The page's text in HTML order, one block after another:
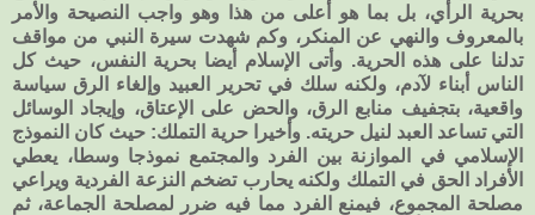
بحرية الرأي، بل بما هو أعلى من هذا وهو واجب النصيحة والأمر
بالمعروف والنهي عن المنكر، وكم شهدت سيرة النبي من مواقف
تدلنا على هذه الحرية. وأتى الإسلام أيضا بحرية النفس، حيث كل
الناس أبناء لآدم، ولكنه سلك في تحرير العبيد وإلغاء الرق سياسة
واقعية، بتجفيف منابع الرق، والحض على الإعتاق، وإيجاد الوسائل
التي تساعد العبد لنيل حريته. وأخيرا حرية التملك: حيث كان النموذج
الإسلامي في الموازنة بين الفرد والمجتمع نموذجا وسطا، يعطي
الأفراد الحق في التملك ولكنه يحارب تضخم النزعة الفردية ويراعي
مصلحة المجموع، فيمنع الفرد مما فيه ضرر لمصلحة الجماعة، ثم